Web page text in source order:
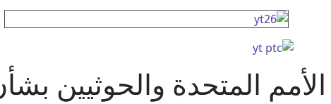
المتحدة والحوثيين